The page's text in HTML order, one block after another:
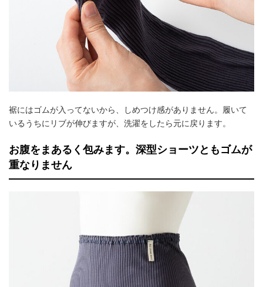
裾にはゴムが入ってないから、しめつけ感がありません。履いて
いるうちにリブが伸びますが、洗濯をしたら元に戻ります。
お腹をまあるく包みます。深型ショーツともゴムが
重なりません